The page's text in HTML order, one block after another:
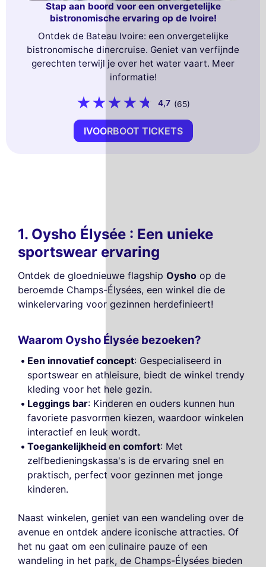
Stap aan boord voor een onvergetelijke
bistronomische ervaring op de Ivoire!
Ontdek de Bateau Ivoire: een onvergetelijke
bistronomische dinercruise. Geniet van verfijnde
gerechten terwijl je over het water vaart. Meer
informatie!
4,7 (65)
IVOORBOOT TICKETS
1. Oysho Élysée : Een unieke
sportswear ervaring
Ontdek de gloednieuwe flagship Oysho op de
beroemde Champs-Élysées, een winkel die de
winkelervaring voor gezinnen herdefinieert!
Waarom Oysho Élysée bezoeken?
Een innovatief concept: Gespecialiseerd in
sportswear en athleisure, biedt de winkel trendy
kleding voor het hele gezin.
Leggings bar: Kinderen en ouders kunnen hun
favoriete pasvormen kiezen, waardoor winkelen
interactief en leuk wordt.
Toegankelijkheid en comfort: Met
zelfbedieningskassa's is de ervaring snel en
praktisch, perfect voor gezinnen met jonge
kinderen.
Naast winkelen, geniet van een wandeling over de
avenue en ontdek andere iconische attracties. Of
het nu gaat om een culinaire pauze of een
wandeling in het park, de Champs-Élysées bieden